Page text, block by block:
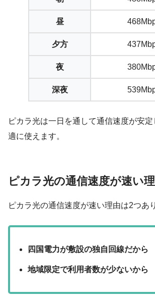
昼
夕方
夜
深夜
ピカラ光は一日を通して通信速度が安
適に使えます。
ピカラ光の通信速度が速い
ピカラ光の通信速度が速い理由は2つあ
四国電力が敷設の独自回線だから
地域限定で利用者数が少ないから